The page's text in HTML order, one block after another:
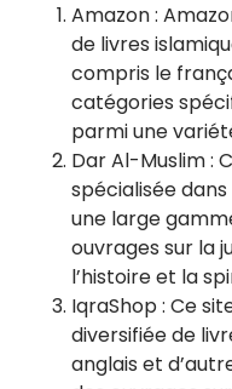
Amazon :
de livres
compris le
catégories
parmi une
Dar Al-Muslim :
spécialisée
une large
ouvrages sur la
l’histoire et la
IqraShop : Ce
diversifiée de
anglais et